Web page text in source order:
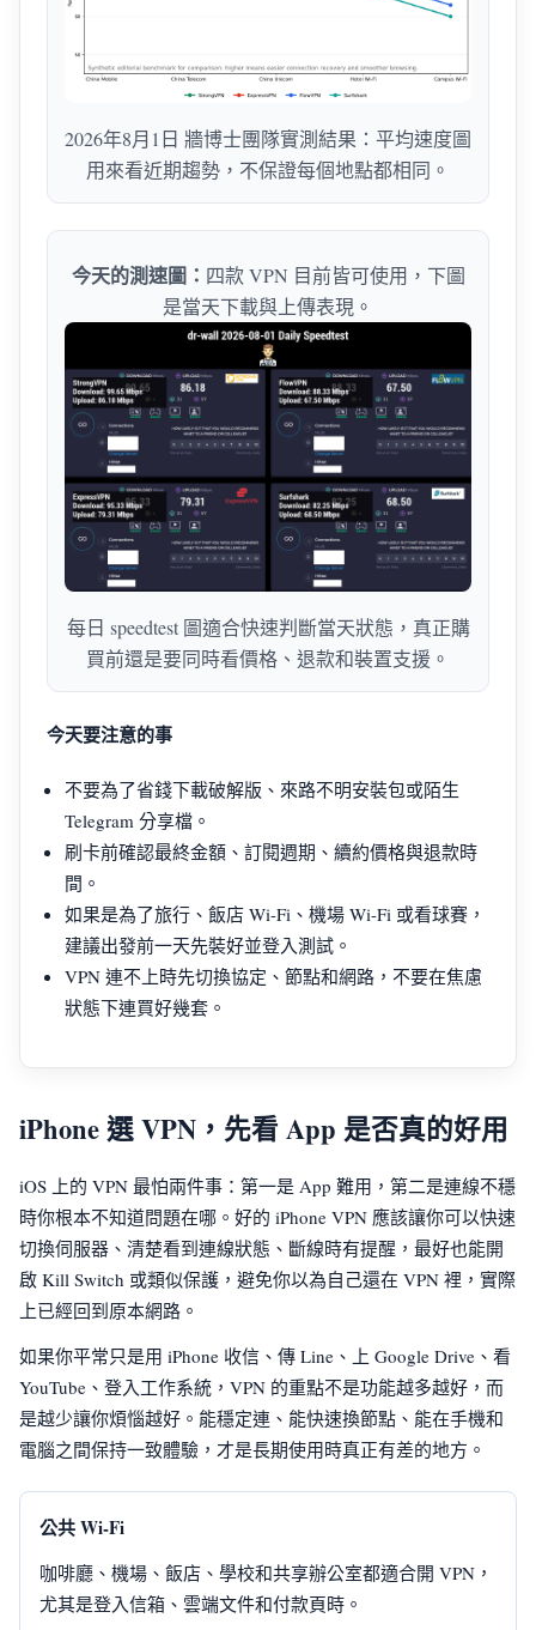
2026年8月1日 牆博士團隊實測結果：平均速度圖
用來看近期趨勢，不保證每個地點都相同。
今天的測速圖： 四款 VPN 目前皆可使用，下圖
是當天下載與上傳表現。
每日 speedtest 圖適合快速判斷當天狀態，真正購
買前還是要同時看價格、退款和裝置支援。
今天要注意的事
不要為了省錢下載破解版、來路不明安裝包或陌生
Telegram 分享檔。
刷卡前確認最終金額、訂閱週期、續約價格與退款時
間。
如果是為了旅行、飯店 Wi-Fi、機場 Wi-Fi 或看球賽，
建議出發前一天先裝好並登入測試。
VPN 連不上時先切換協定、節點和網路，不要在焦慮
狀態下連買好幾套。
iPhone 選 VPN，先看 App 是否真的好用
iOS 上的 VPN 最怕兩件事：第一是 App 難用，第二是連線不穩
時你根本不知道問題在哪。好的 iPhone VPN 應該讓你可以快速
切換伺服器、清楚看到連線狀態、斷線時有提醒，最好也能開
啟 Kill Switch 或類似保護，避免你以為自己還在 VPN 裡，實際
上已經回到原本網路。
如果你平常只是用 iPhone 收信、傳 Line、上 Google Drive、看
YouTube、登入工作系統，VPN 的重點不是功能越多越好，而
是越少讓你煩惱越好。能穩定連、能快速換節點、能在手機和
電腦之間保持一致體驗，才是長期使用時真正有差的地方。
公共 Wi-Fi
咖啡廳、機場、飯店、學校和共享辦公室都適合開 VPN，
尤其是登入信箱、雲端文件和付款頁時。